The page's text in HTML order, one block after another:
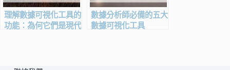
理解數據可視化工具的
功能：為何它們是現代
數據分析師必備的五大
數據可視化工具